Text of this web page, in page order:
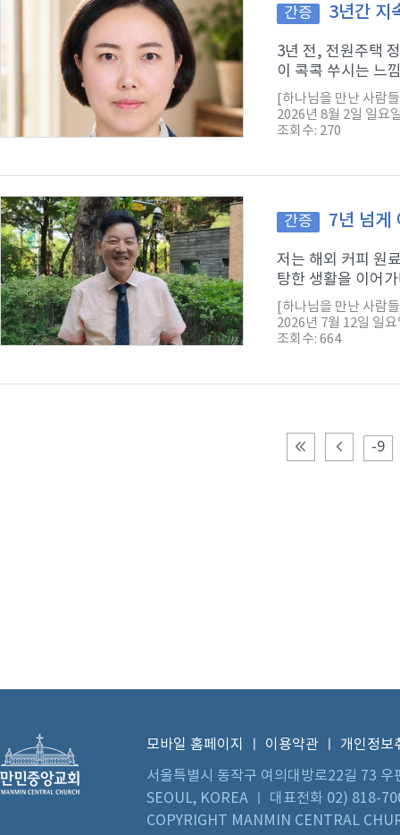
간증 3년간 지
3년 전, 전원주택
이 콕콕 쑤시는 느
[하나님을 만난 사람
2026년 8월 2일 일요
조회수: 270
간증 7년 넘게
저는 해외 커피 원
탕한 생활을 이어
[하나님을 만난 사람
2026년 7월 12일 일요
조회수: 664
-9
모바일 홈페이지 이용약관
개인정보
서울특별시 동작구 여의대방로22길 73
SEOUL, KOREA ㅣ 대표전화 02) 818-
COPYRIGHT MANMIN CENTRAL